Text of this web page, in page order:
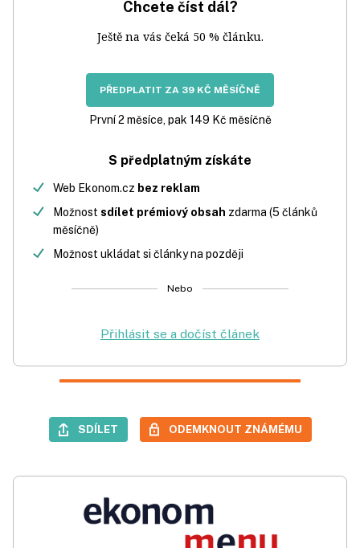
Chcete číst dál?
Ještě na vás čeká 50 % článku.
PŘEDPLATIT ZA 39 KČ MĚSÍČNĚ
První 2 měsíce, pak 149 Kč měsíčně
S předplatným získáte
Web Ekonom.cz bez reklam
Možnost sdílet prémiový obsah zdarma (5 článků
měsíčně)
Možnost ukládat si články na později
Nebo
Přihlásit se a dočíst článek
SDÍLET ODEMKNOUT ZNÁMÉMU